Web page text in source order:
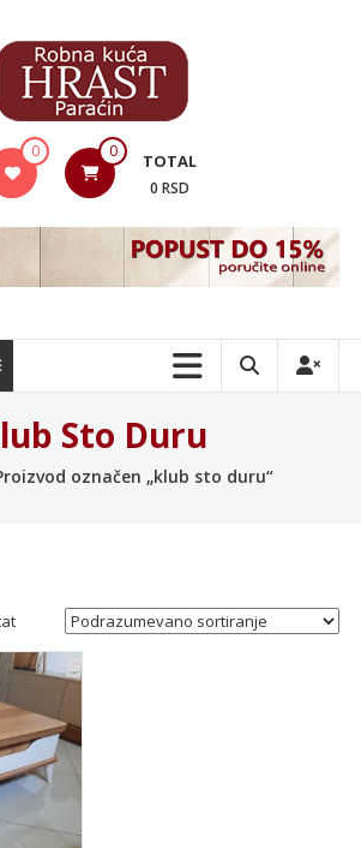
0 0 TOTAL
0 RSD
Sto Duru
označen „klub sto duru“